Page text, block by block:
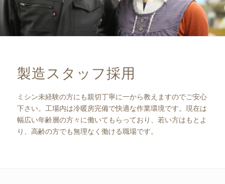
製造スタッフ採用
ミシン未経験の方にも親切丁寧に一から教えますのでご安心
下さい。工場内は冷暖房完備で快適な作業環境です。現在は
幅広い年齢層の方々に働いてもらっており、若い方はもとよ
り、高齢の方でも無理なく働ける職場です。